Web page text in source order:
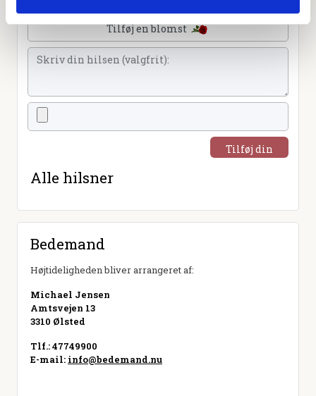
Tilføj en blomst
Tilføj din
Alle hilsner
Bedemand
Højtideligheden bliver arrangeret af:
Michael Jensen
Amtsvejen 13
3310 Ølsted
Tlf.: 47749900
E-mail: info@bedemand.nu